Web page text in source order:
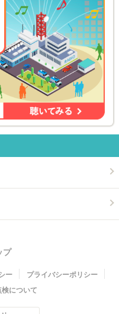
プ
ー
プライバシーポリシー
について